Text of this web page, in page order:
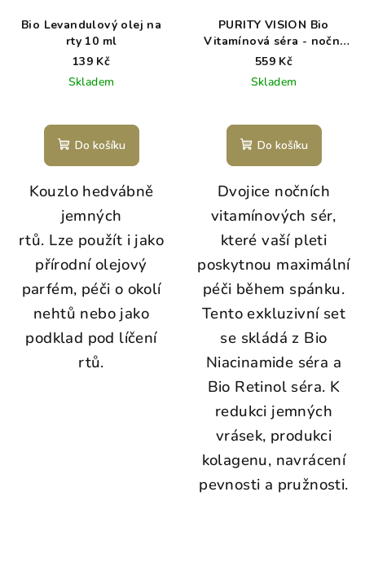
Bio Levandulový olej na
rty 10 ml
139 Kč
Skladem
Do košíku
Kouzlo hedvábně
jemných
rtů. Lze použít i jako
přírodní olejový
parfém, péči o okolí
nehtů nebo jako
podklad pod líčení
rtů.
PURITY VISION Bio
Vitamínová séra - noční
sada
559 Kč
Skladem
Do košíku
Dvojice nočních
vitamínových sér,
které vaší pleti
poskytnou maximální
péči během spánku.
Tento exkluzivní set
se skládá z Bio
Niacinamide séra a
Bio Retinol séra. K
redukci jemných
vrásek, produkci
kolagenu, navrácení
pevnosti a pružnosti.